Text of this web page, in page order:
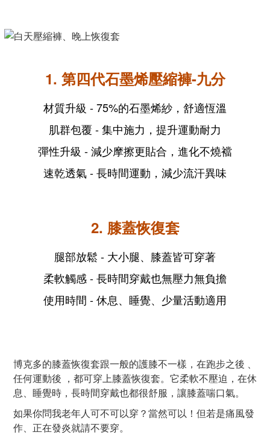
1. 第四代石墨烯壓縮褲-九分
材質升級 - 75%的石墨烯紗，舒適恆溫
肌群包覆 - 集中施力，提升運動耐力
彈性升級 - 減少摩擦更貼合， 進化不燒襠
速乾透氣 - 長時間運動，減少流汗異味
2. 膝蓋恢復套
腿部放鬆 - 大小腿、膝蓋皆可穿著
柔軟觸感 - 長時間穿戴也無壓力無負擔
使用時間 - 休息、睡覺、少量活動適用
博克多的膝蓋恢復套跟一般的護膝不一樣，在跑步之後 、
任何運動後 ，都可穿上膝蓋恢復套。它柔軟不壓迫，在休
息、睡覺時，長時間穿戴也都很舒服，讓膝蓋喘口氣。
如果你問我老年人可不可以穿？當然可以！但若是痛風發
作、正在發炎就請不要穿。